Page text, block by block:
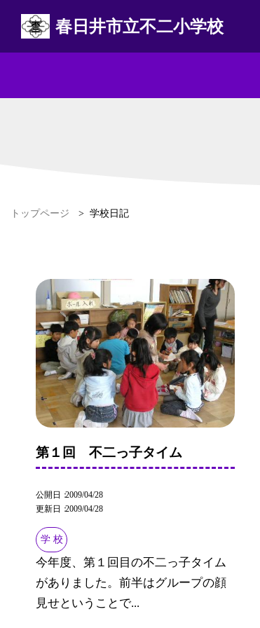
春日井市立不二小学校
トップページ > 学校日記
第１回 不二っ子タイム
公開日 2009/04/28
更新日 2009/04/28
学 校
今年度、第１回目の不二っ子タイム
がありました。前半はグループの顔
見せということで...